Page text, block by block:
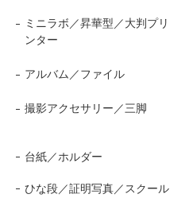
ミニラボ／昇華型／大判プリ
ンター
アルバム／ファイル
撮影アクセサリー／三脚
台紙／ホルダー
ひな段／証明写真／スクール